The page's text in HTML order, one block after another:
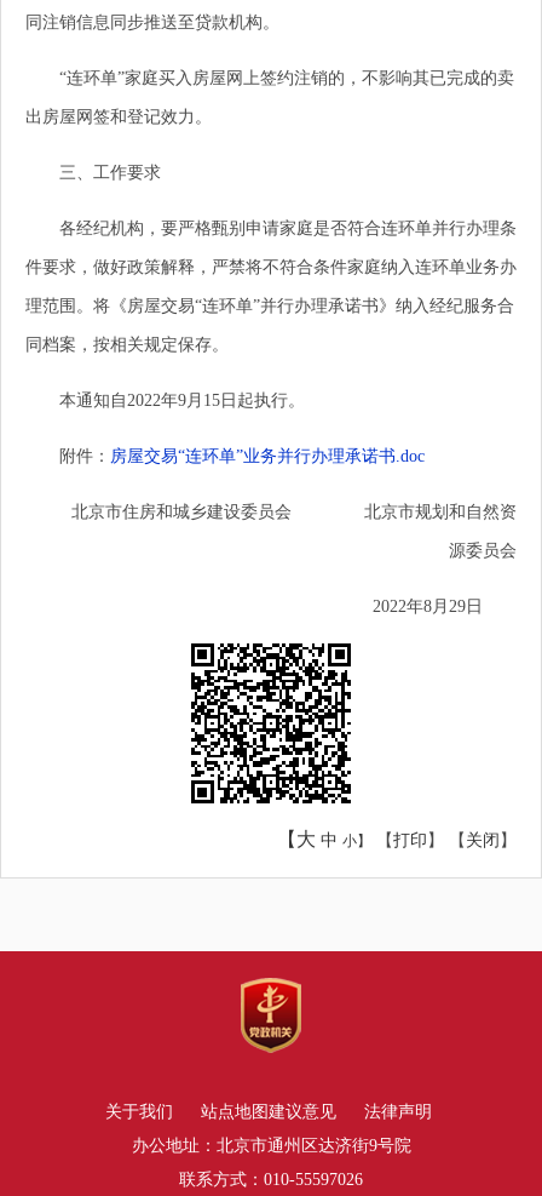
同注销信息同步推送至贷款机构。
“连环单”家庭买入房屋网上签约注销的，不影响其已完成的卖
出房屋网签和登记效力。
三、工作要求
各经纪机构，要严格甄别申请家庭是否符合连环单并行办理条
件要求，做好政策解释，严禁将不符合条件家庭纳入连环单业务办
理范围。将《房屋交易“连环单”并行办理承诺书》纳入经纪服务合
同档案，按相关规定保存。
本通知自2022年9月15日起执行。
附件： 房屋交易“连环单”业务并行办理承诺书.doc
北京市住房和城乡建设委员会 北京市规划和自然资
源委员会
2022年8月29日
【大 中 小】 【打印 】 【 关闭 】
关于我们 站点地图 建议意见
法律声明
办公地址：北京市通州区达济街9号院
联系方式：010-55597026